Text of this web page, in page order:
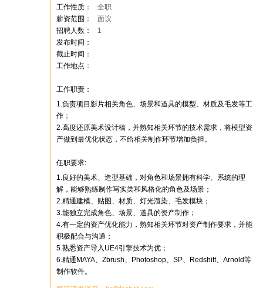
工作性质：
全职
薪资范围：
面议
招聘人数：
1
发布时间：
截止时间：
工作地点：
工作职责：
1.负责项目影片相关角色、场景和道具的模型、材质及毛发等工
作；
2.高度还原美术设计稿，并熟知相关环节的技术需求，将模型资
产做到最优化状态，不给相关制作环节增加负担。
任职要求:
1.良好的美术、造型基础，对角色和场景拥有科学、系统的理
解，能够熟练制作写实类和风格化的角色及场景；
2.精通建模、贴图、材质、灯光渲染、毛发模块；
3.能独立完成角色、场景、道具的资产制作；
4.有一定的资产优化能力，熟知相关环节对资产制作要求，并能
积极配合与沟通；
5.熟悉资产导入UE4引擎技术为优；
6.精通MAYA、Zbrush、Photoshop、SP、Redshift、Arnold等
制作软件。